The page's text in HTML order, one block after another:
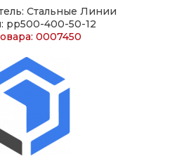
Стальные Линии
pp500-400-50-12
0007450